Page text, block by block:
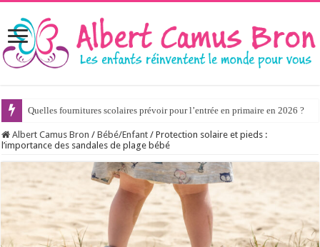
Quelles fournitures scolaires prévoir pour l’entrée en primaire en 2026 ?
Albert Camus Bron / Bébé/Enfant / Protection solaire et pieds :
l’importance des sandales de plage bébé